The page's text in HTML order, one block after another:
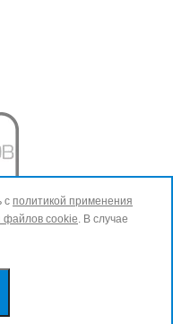
с политикой применения
файлов cookie. В случае